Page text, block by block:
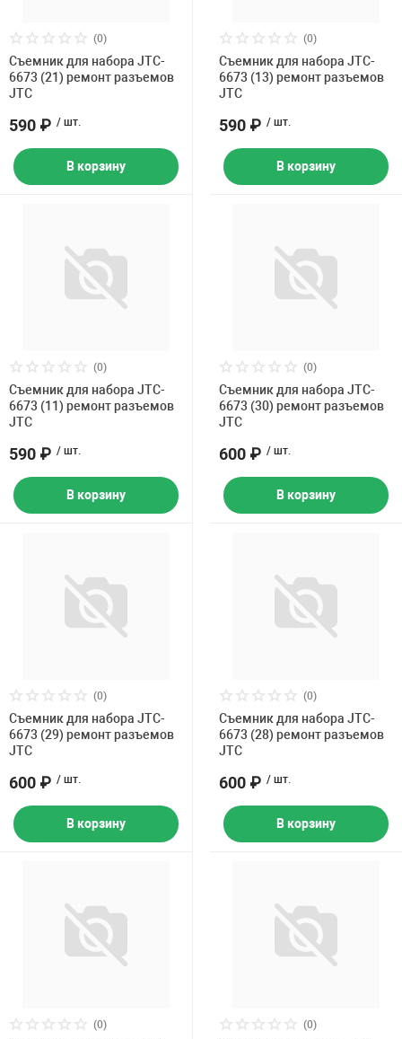
(0)
Съемник для набора JTC-
6673 (21) ремонт разъемов
JTC
590 ₽ / шт.
В корзину
(0)
Съемник для набора JTC-
6673 (13) ремонт разъемов
JTC
590 ₽ / шт.
В корзину
(0)
Съемник для набора JTC-
6673 (11) ремонт разъемов
JTC
590 ₽ / шт.
В корзину
(0)
Съемник для набора JTC-
6673 (30) ремонт разъемов
JTC
600 ₽ / шт.
В корзину
(0)
Съемник для набора JTC-
6673 (29) ремонт разъемов
JTC
600 ₽ / шт.
В корзину
(0)
Съемник для набора JTC-
6673 (28) ремонт разъемов
JTC
600 ₽ / шт.
В корзину
(0) (0)